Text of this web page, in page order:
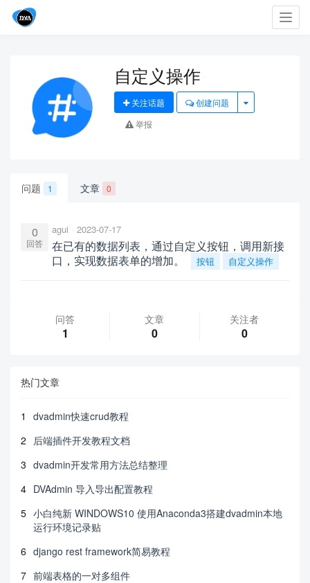
自定义操作
关注话题
创建问题
举报
问题 1 文章 0
0
回答
agui 2023-07-17
在已有的数据列表，通过自定义按钮，调用新接
口，实现数据表单的增加。
按钮 自定义操作
问答
1
文章
0
关注者
0
热门文章
1
dvadmin快速crud教程
2 后端插件开发教程文档
3 dvadmin开发常用方法总结整理
4 DVAdmin 导入导出配置教程
5 小白纯新 WINDOWS10 使用Anaconda3搭建dvadmin本地
运行环境记录贴
6 django rest framework简易教程
7 前端表格的一对多组件